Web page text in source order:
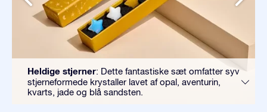
Heldige stjerner: Dette fantastiske sæt omfatter syv
stjerneformede krystaller lavet af opal, aventurin,
kvarts, jade og blå sandsten.